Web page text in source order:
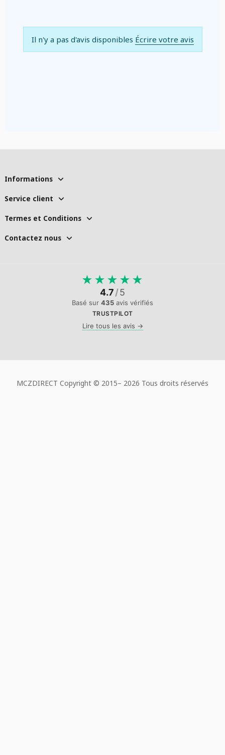
Il n'y a pas d'avis disponibles Écrire votre avis
Informations
Service client
Termes et Conditions
Contactez nous
★ ★ ★ ★ ★
4.7/5
Basé sur 435 avis vérifiés
TRUSTPILOT
Lire tous les avis →
MCZDIRECT Copyright © 2015– 2026 Tous droits réservés